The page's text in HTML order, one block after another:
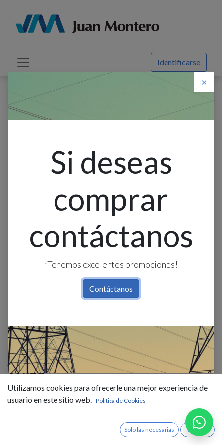
Identificarse
×
Si deseas
comprar
contáctanos
¡Tenemos excelentes promociones!
Contáctanos
Todos los productos
Borne Riel Din 16Mm 4Awg 76A
Wkdo
$0,84 IVA Incluido
Utilizamos cookies para ofrecerle una mejor experiencia de
usuario en este sitio web. Política de Cookies
Solo las necesarias Acepto